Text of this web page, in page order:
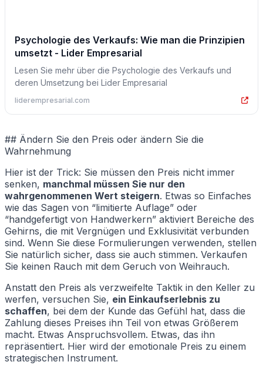
Psychologie des Verkaufs: Wie man die Prinzipien
umsetzt - Lider Empresarial
Lesen Sie mehr über die Psychologie des Verkaufs und
deren Umsetzung bei Lider Empresarial
liderempresarial.com
## Ändern Sie den Preis oder ändern Sie die
Wahrnehmung
Hier ist der Trick: Sie müssen den Preis nicht immer
senken, manchmal müssen Sie nur den
wahrgenommenen Wert steigern. Etwas so Einfaches
wie das Sagen von “limitierte Auflage” oder
“handgefertigt von Handwerkern” aktiviert Bereiche des
Gehirns, die mit Vergnügen und Exklusivität verbunden
sind. Wenn Sie diese Formulierungen verwenden, stellen
Sie natürlich sicher, dass sie auch stimmen. Verkaufen
Sie keinen Rauch mit dem Geruch von Weihrauch.
Anstatt den Preis als verzweifelte Taktik in den Keller zu
werfen, versuchen Sie, ein Einkaufserlebnis zu
schaffen, bei dem der Kunde das Gefühl hat, dass die
Zahlung dieses Preises ihn Teil von etwas Größerem
macht. Etwas Anspruchsvollem. Etwas, das ihn
repräsentiert. Hier wird der emotionale Preis zu einem
strategischen Instrument.